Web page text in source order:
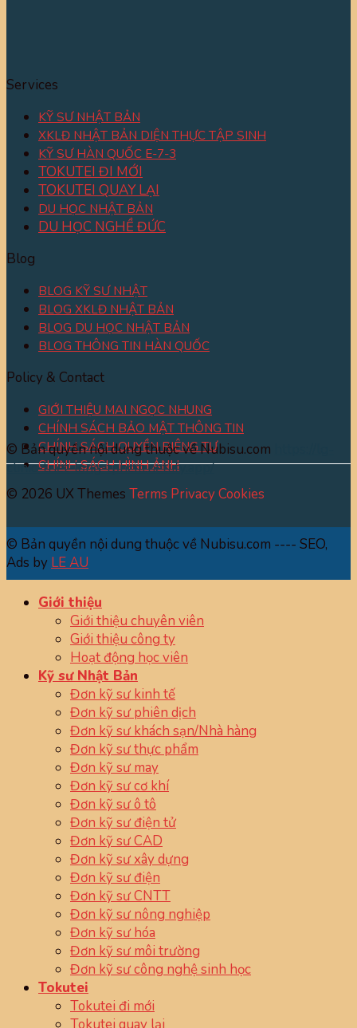
Services
KỸ SƯ NHẬT BẢN
XKLĐ NHẬT BẢN DIỆN THỰC TẬP SINH
KỸ SƯ HÀN QUỐC E-7-3
TOKUTEI ĐI MỚI
TOKUTEI QUAY LẠI
DU HỌC NHẬT BẢN
DU HỌC NGHỀ ĐỨC
Blog
BLOG KỸ SƯ NHẬT
BLOG XKLĐ NHẬT BẢN
BLOG DU HỌC NHẬT BẢN
BLOG THÔNG TIN HÀN QUỐC
Policy & Contact
GIỚI THIỆU MAI NGỌC NHUNG
CHÍNH SÁCH BẢO MẬT THÔNG TIN
CHÍNH SÁCH QUYỀN RIÊNG TƯ
CHÍNH SÁCH HÌNH ẢNH
© Bản quyền nội dung thuộc về Nubisu.com
clinic-triet-long-tphcm.netlify.app/
© 2026 UX Themes Terms PrivacyCookies
© Bản quyền nội dung thuộc về Nubisu.com ---- SEO,
Ads by LE AU
Giới thiệu
Giới thiệu chuyên viên
Giới thiệu công ty
Hoạt động học viên
Kỹ sư Nhật Bản
Đơn kỹ sư kinh tế
Đơn kỹ sư phiên dịch
Đơn kỹ sư khách sạn/Nhà hàng
Đơn kỹ sư thực phẩm
Đơn kỹ sư may
Đơn kỹ sư cơ khí
Đơn kỹ sư ô tô
Đơn kỹ sư điện tử
Đơn kỹ sư CAD
Đơn kỹ sư xây dựng
Đơn kỹ sư điện
Đơn kỹ sư CNTT
Đơn kỹ sư nông nghiệp
Đơn kỹ sư hóa
Đơn kỹ sư môi trường
Đơn kỹ sư công nghệ sinh học
Tokutei
Tokutei đi mới
Tokutei quay lại